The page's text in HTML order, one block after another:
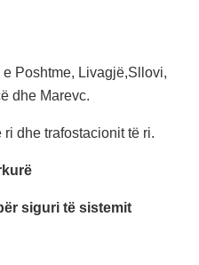
Poshtme, Livagjë,Sllovi,
dhe Marevc.
dhe trafostacionit të ri.
siguri të sistemit